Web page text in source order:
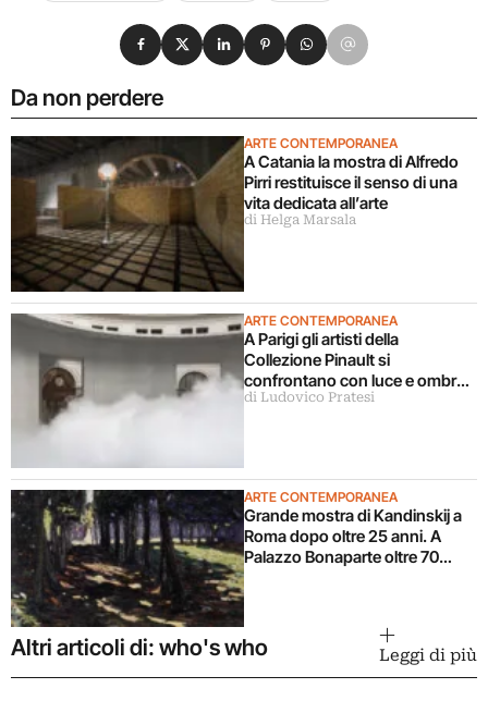
Da non perdere
ARTE CONTEMPORANEA
A Catania la mostra di Alfredo
Pirri restituisce il senso di una
vita dedicata all’arte
di Helga Marsala
ARTE CONTEMPORANEA
A Parigi gli artisti della
Collezione Pinault si
confrontano con luce e ombra
in una grande mostra
di Ludovico Pratesi
ARTE CONTEMPORANEA
Grande mostra di Kandinskij a
Roma dopo oltre 25 anni. A
Palazzo Bonaparte oltre 70
Condividi su Facebook
Condividi su X
Condividi su LinkedIn
Condividi su Pinterest
Condividi su WhatsApp
Condividi su Email
Altri articoli di: who's who Leggi di più